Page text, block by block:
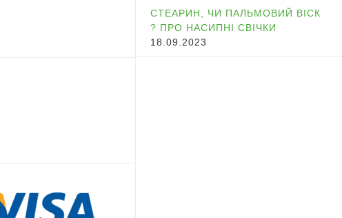
СТЕАРИН, ЧИ ПАЛЬМОВИЙ ВІСК
? ПРО НАСИПНІ СВІЧКИ
18.09.2023